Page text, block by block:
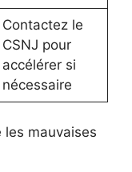
Contactez le
CSNJ pour
accélérer si
nécessaire
mauvaises